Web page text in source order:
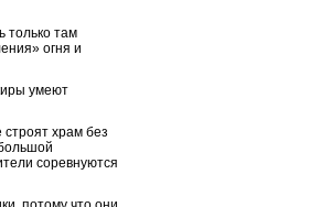
только там
огня и
умеют
строят храм без
соревнуются